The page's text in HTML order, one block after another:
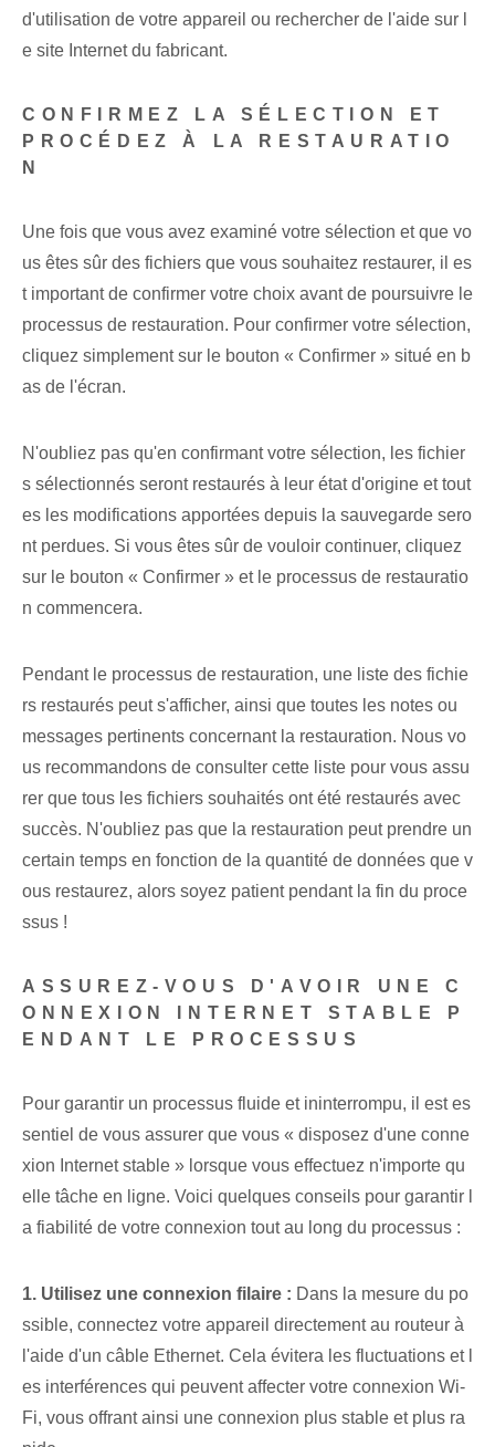
d'utilisation de votre appareil ou rechercher de l'aide sur l
e site Internet du fabricant.
CONFIRMEZ LA SÉLECTION ET
PROCÉDEZ À LA RESTAURATIO
N
Une fois que vous avez examiné votre sélection et que vo
us êtes sûr des fichiers que vous souhaitez restaurer, il es
t important de confirmer votre choix avant de poursuivre le
processus de restauration. Pour confirmer votre sélection,
cliquez simplement sur le bouton « Confirmer » situé en b
as de l'écran.
N'oubliez pas qu'en confirmant votre sélection, les fichier
s sélectionnés seront restaurés à leur état d'origine et tout
es les modifications apportées depuis la sauvegarde sero
nt perdues. Si vous êtes sûr de vouloir continuer, cliquez
sur le bouton « Confirmer » et le processus de restauratio
n commencera.
Pendant le processus de restauration, une liste des fichie
rs restaurés peut s'afficher, ainsi que toutes les notes ou
messages pertinents concernant la restauration. ⁤Nous vo
us recommandons de consulter cette liste pour vous assu
rer⁢ que tous les fichiers souhaités ont été restaurés avec
succès. N'oubliez pas que la restauration peut prendre un
certain temps en fonction de la quantité de données que v
ous restaurez, alors soyez patient pendant la fin du proce
ssus !
ASSUREZ-VOUS D'AVOIR UNE C
ONNEXION INTERNET STABLE P
ENDANT LE PROCESSUS
Pour garantir un processus fluide et ininterrompu, il est es
sentiel⁢ de vous assurer que vous « disposez d'une conne
xion Internet stable » lorsque vous effectuez n'importe qu
elle tâche⁢ en ligne. Voici quelques conseils pour garantir l
a fiabilité de votre connexion tout au long du processus :
1.⁣ Utilisez une connexion filaire : Dans la mesure du po
ssible, connectez votre appareil directement au routeur à
l'aide d'un câble Ethernet. Cela évitera les fluctuations et l
es interférences qui peuvent affecter votre connexion Wi-
Fi, vous offrant ainsi une connexion plus stable et plus ra